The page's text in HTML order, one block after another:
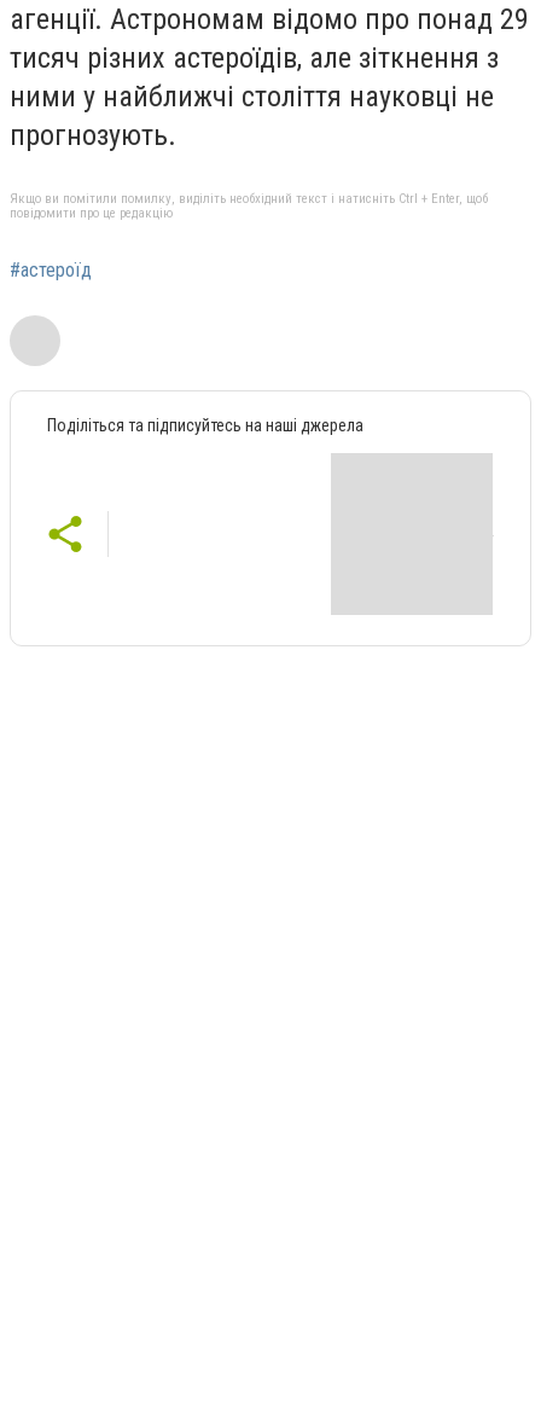
агенції. Астрономам відомо про понад 29
тисяч різних астероїдів, але зіткнення з
ними у найближчі століття науковці не
прогнозують.
Якщо ви помітили помилку, виділіть необхідний текст і натисніть Ctrl + Enter, щоб
повідомити про це редакцію
#астероїд
Поділіться та підписуйтесь на наші джерела